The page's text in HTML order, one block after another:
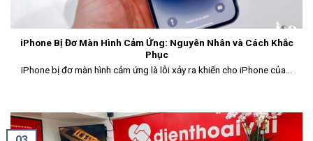
iPhone Bị Đơ Màn Hình Cảm Ứng: Nguyên Nhân và Cách Khắc
Phục
iPhone bị đơ màn hình cảm ứng là lỗi xảy ra khiến cho iPhone của...